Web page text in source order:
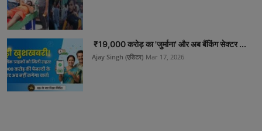
₹19,000 करोड़ का 'जुर्माना' और अब बैंकिंग सेक्टर ...
Ajay Singh (एडिटर) Mar 17, 2026